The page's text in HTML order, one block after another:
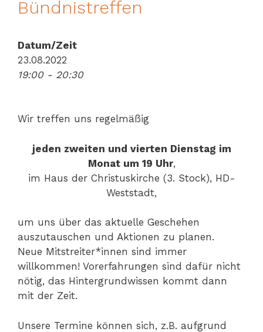
Bündnistreffen
Datum/Zeit
23.08.2022
19:00 - 20:30
Wir treffen uns regelmäßig
jeden zweiten und vierten Dienstag im
Monat um 19 Uhr,
im Haus der Christuskirche (3. Stock), HD-
Weststadt,
um uns über das aktuelle Geschehen
auszutauschen und Aktionen zu planen.
Neue Mitstreiter*innen sind immer
willkommen! Vorerfahrungen sind dafür nicht
nötig, das Hintergrundwissen kommt dann
mit der Zeit.
Unsere Termine können sich, z.B. aufgrund